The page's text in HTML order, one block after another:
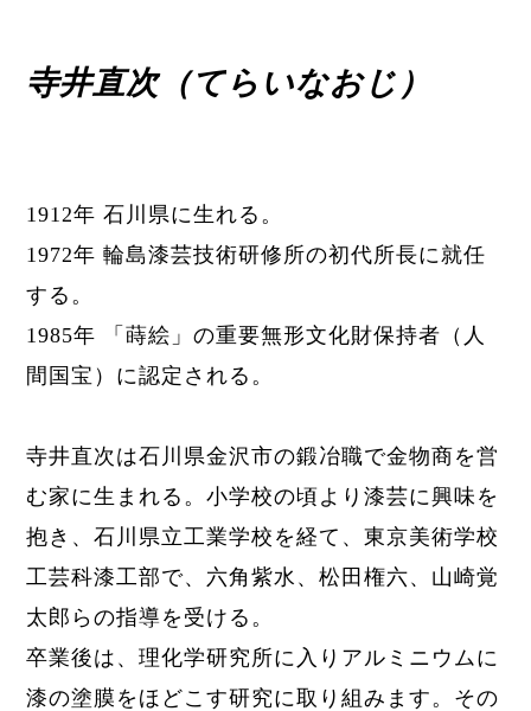
寺井直次（てらいなおじ）
1912年 石川県に生れる。
1972年 輪島漆芸技術研修所の初代所長に就任
する。
1985年 「蒔絵」の重要無形文化財保持者（人
間国宝）に認定される。
寺井直次は石川県金沢市の鍛冶職で金物商を営
む家に生まれる。小学校の頃より漆芸に興味を
抱き、石川県立工業学校を経て、東京美術学校
工芸科漆工部で、六角紫水、松田権六、山崎覚
太郎 らの指導を受ける 。
卒業後は、理化学研究所に入り アルミニウムに
漆の塗膜をほどこす研究に取り組みます。その